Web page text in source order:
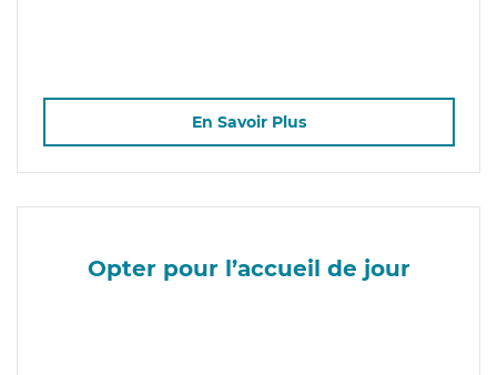
En Savoir Plus
Opter pour l’accueil de jour